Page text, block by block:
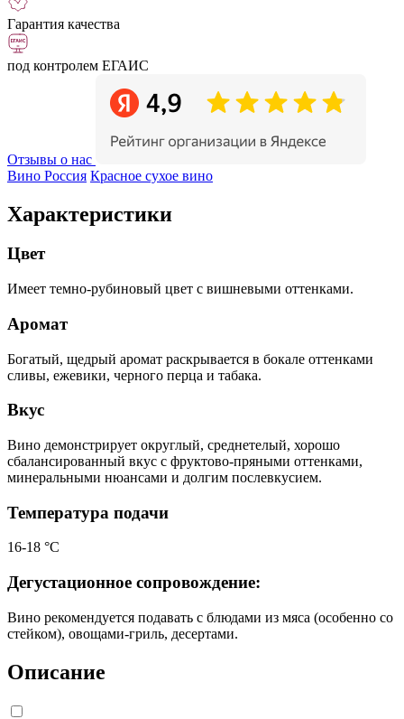
Гарантия качества
под контролем ЕГАИС
Отзывы о нас
Вино Россия Красное сухое вино
Характеристики
Цвет
Имеет темно-рубиновый цвет с вишневыми оттенками.
Аромат
Богатый, щедрый аромат раскрывается в бокале оттенками
сливы, ежевики, черного перца и табака.
Вкус
Вино демонстрирует округлый, среднетелый, хорошо
сбалансированный вкус с фруктово-пряными оттенками,
минеральными нюансами и долгим послевкусием.
Температура подачи
16-18 °C
Дегустационное сопровождение:
Вино рекомендуется подавать с блюдами из мяса (особенно со
стейком), овощами-гриль, десертами.
Описание